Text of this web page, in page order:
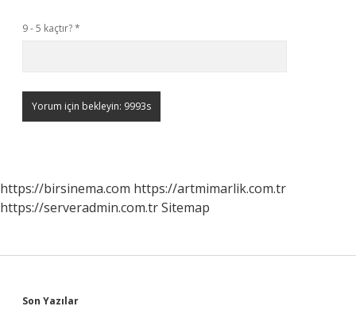
9 - 5 kaçtır?*
https://birsinema.com https://artmimarlik.com.tr
https://serveradmin.com.trSitemap
Son Yazılar